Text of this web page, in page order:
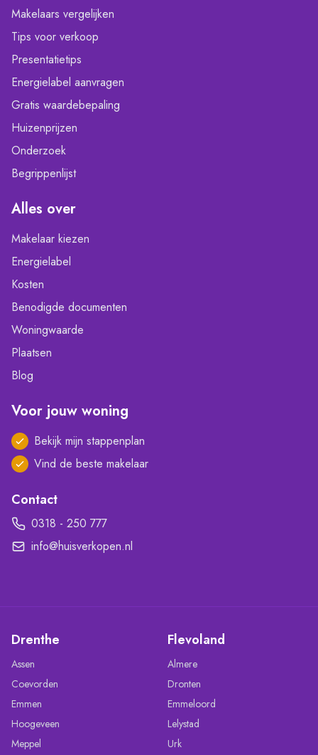
Makelaars vergelijken
Tips voor verkoop
Presentatietips
Energielabel aanvragen
Gratis waardebepaling
Huizenprijzen
Onderzoek
Begrippenlijst
Alles over
Makelaar kiezen
Energielabel
Kosten
Benodigde documenten
Woningwaarde
Plaatsen
Blog
Voor jouw woning
Bekijk mijn stappenplan
Vind de beste makelaar
Contact
0318 - 250 777
info@huisverkopen.nl
Drenthe
Assen
Coevorden
Emmen
Hoogeveen
Meppel
Flevoland
Almere
Dronten
Emmeloord
Lelystad
Urk